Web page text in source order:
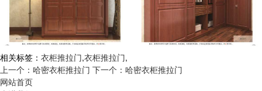
相关标签： 衣柜推拉门,衣柜推拉门,
上一个：哈密衣柜推拉门 下一个：哈密衣柜推拉门
网站首页